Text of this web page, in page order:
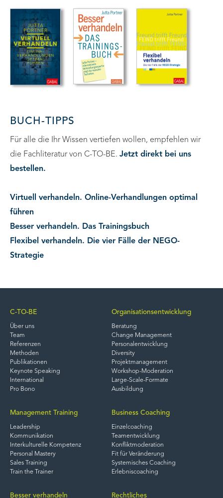
BUCH-TIPPS
Für alle die Ihr Wissen vertiefen wollen, empfehlen wir
die Fachliteratur von C-TO-BE. Jetzt direkt bei uns
bestellen.
Virtuell verhandeln. Online-Verhandlungen optimal
führen
Besser verhandeln. Das Trainingsbuch
Flexibel verhandeln. Die vier Fälle der NEGO-
Strategie
C-TO-BE
Über uns
Team
Referenzen
Methoden
Publikationen
Keynote Speaking
International
Pro Bono
Organisationsentwicklung
Beratung
Change Management
Personalentwicklung
Diversity
Projektmanagement
Workshop-Moderation
Large-Scale-Formate
Ausbildung
Management Training
Leadership
Kommunikation
Interkulturelle Kompetenz
Personal Mastery
Sales Training
Train the Trainer
Business Coaching
Einzelcoaching
Teamentwicklung
Konfliktmoderation
Fit für Veränderung
Systemisches Coaching
Erlebniscoaching
Besser verhandeln Rechtliches